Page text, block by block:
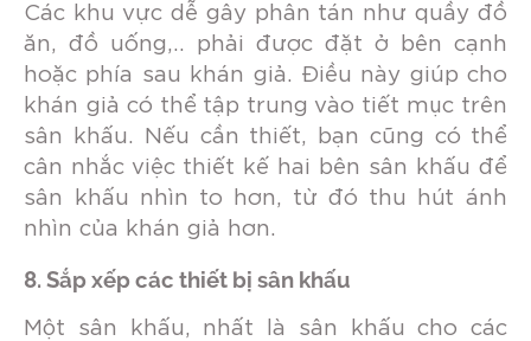
Các khu vực dễ gây phân tán như quầy đồ
ăn, đồ uống,.. phải được đặt ở bên cạnh
hoặc phía sau khán giả. Điều này giúp cho
khán giả có thể tập trung vào tiết mục trên
sân khấu. Nếu cần thiết, bạn cũng có thể
cân nhắc việc thiết kế hai bên sân khấu để
sân khấu nhìn to hơn, từ đó thu hút ánh
nhìn của khán giả hơn.
8. Sắp xếp các thiết bị sân khấu
Một sân khấu, nhất là sân khấu cho các